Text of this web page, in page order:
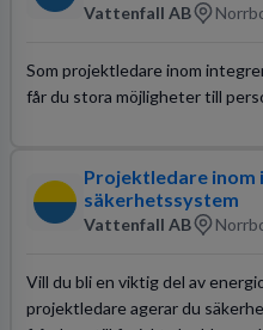
Vattenfall AB
Som projektledare inom
får du stora möjligheter till
Projektledare inom
säkerhetssystem
Vattenfall AB
Vill du bli en viktig del av
projektledare agerar du